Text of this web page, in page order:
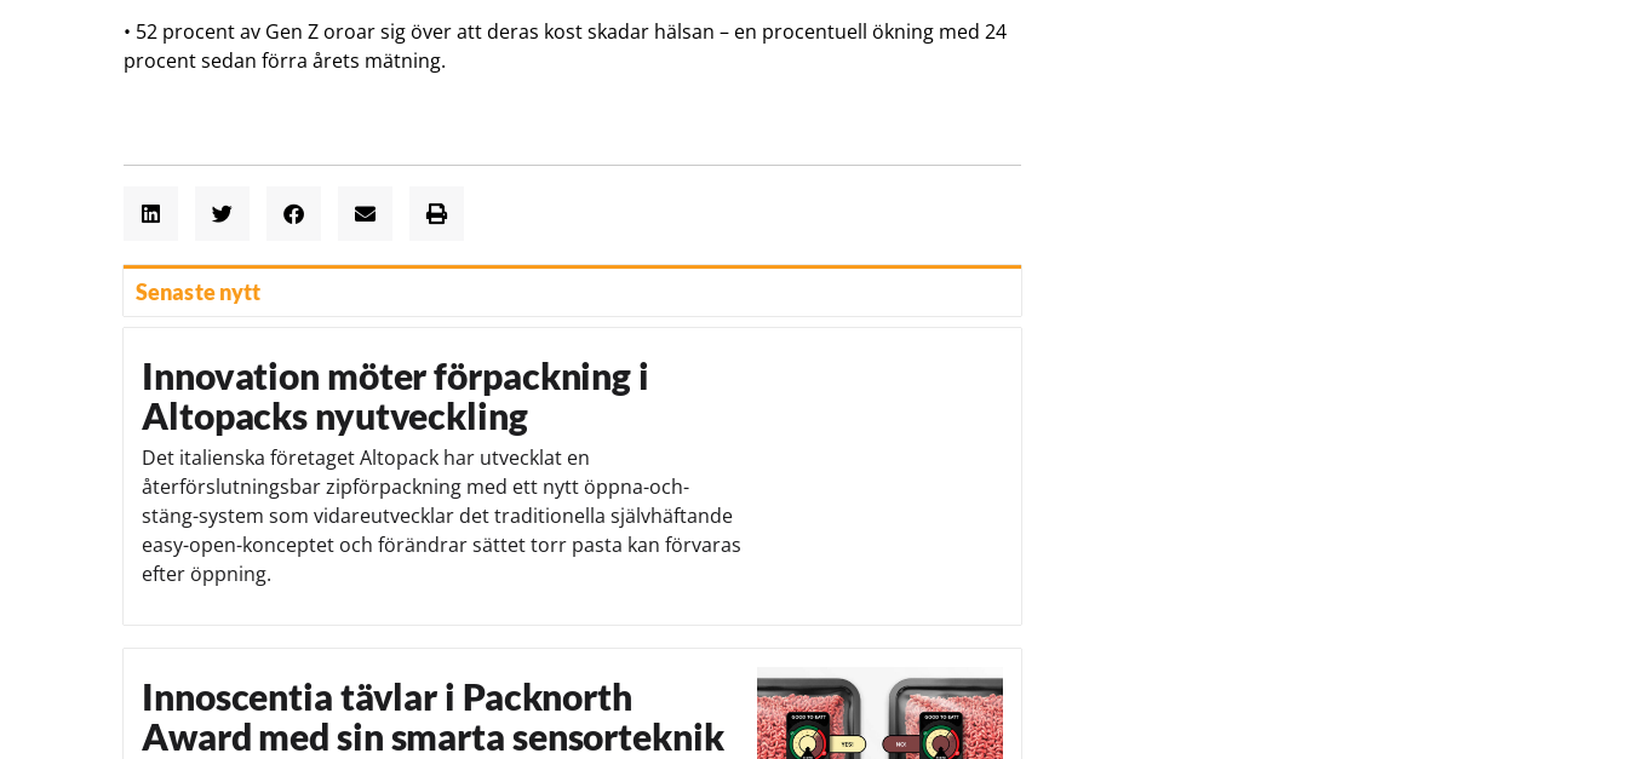
• 52 procent av Gen Z oroar sig över att deras kost skadar hälsan – en procentuell ökning med 24
procent sedan förra årets mätning.
Senaste nytt
Innovation möter förpackning i
Altopacks nyutveckling
Det italienska företaget Altopack har utvecklat en
återförslutningsbar zipförpackning med ett nytt öppna-och-
stäng-system som vidareutvecklar det traditionella självhäftande
easy-open-konceptet och förändrar sättet torr pasta kan förvaras
efter öppning.
Innoscentia tävlar i Packnorth
Award med sin smarta sensorteknik